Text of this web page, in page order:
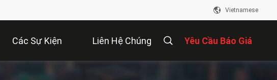
Vietnamese
Các Sự Kiện Liên Hệ Chúng Yêu Cầu Báo Giá